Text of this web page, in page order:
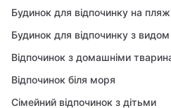
Будинок для відпочинку на
Будинок для відпочинку з
Відпочинок з домашніми
Відпочинок біля моря
Сімейний відпочинок з дітьми